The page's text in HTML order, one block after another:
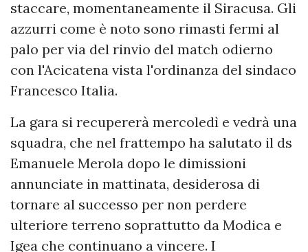
staccare, momentaneamente il Siracusa. Gli
azzurri come è noto sono rimasti fermi al
palo per via del rinvio del match odierno
con l'Acicatena vista l'ordinanza del sindaco
Francesco Italia.
La gara si recupererà mercoledì e vedrà una
squadra, che nel frattempo ha salutato il ds
Emanuele Merola dopo le dimissioni
annunciate in mattinata, desiderosa di
tornare al successo per non perdere
ulteriore terreno soprattutto da Modica e
Igea che continuano a vincere. I